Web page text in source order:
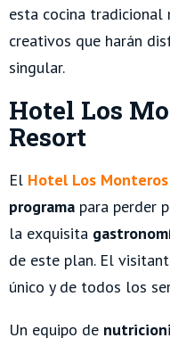
esta cocina tradicional
creativos que harán
singular.
Hotel Los
Resort
El Hotel Los
programa para perder
la exquisita
de este plan. El
único y de todos los
Un equipo de